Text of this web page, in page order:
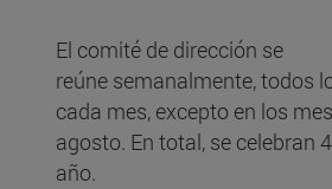
El comité de dirección se
reúne semanalmente, todos
cada mes, excepto en los
agosto. En total, se celebran
año.